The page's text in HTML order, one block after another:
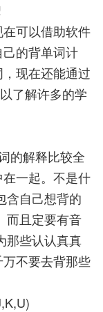
可以借助软件
的背单词计
现在还能通过
了解许多的学
的解释比较全
一起。不是什
含自己想背的
而且定要有音
那些认认真真
不要去背那些